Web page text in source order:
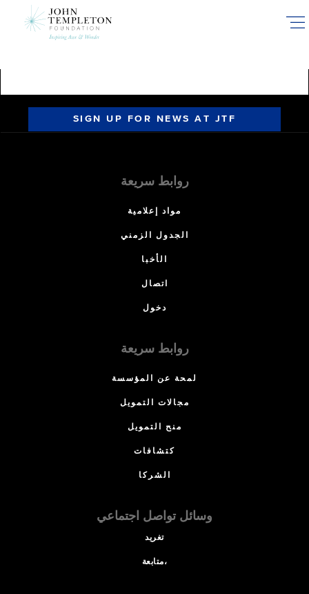
SIGN UP FOR NEWS AT JTF
روابط سريعة
مواد إعلامية
الجدول الزمني
الأخبا
اتصال
دخول
روابط سريعة
لمحة عن المؤسسة
مجالات التمويل
منح التمويل
كتشافات
الشركا
وسائل تواصل اجتماعي
تغريد
متابعة،